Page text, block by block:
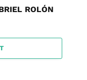
ROLÓN